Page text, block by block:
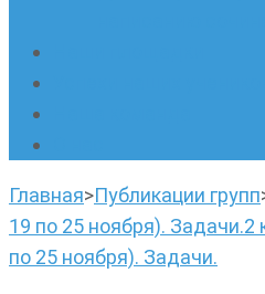
Главная>Публикации групп
19 по 25 ноября). Задачи.2
по 25 ноября). Задачи.